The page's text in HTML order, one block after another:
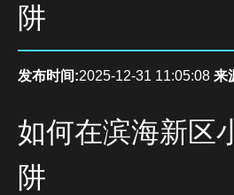
阱
发布时间:2025-12-31 11:05:08 来
如何在滨海新区
阱